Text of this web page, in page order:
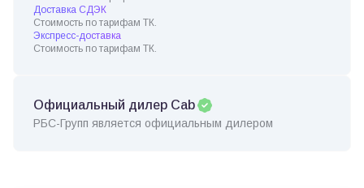
Доставка СДЭК
Стоимость по тарифам ТК.
Экспресс-доставка
Стоимость по тарифам ТК.
Официальный дилер Cab
РБС-Групп является официальным дилером